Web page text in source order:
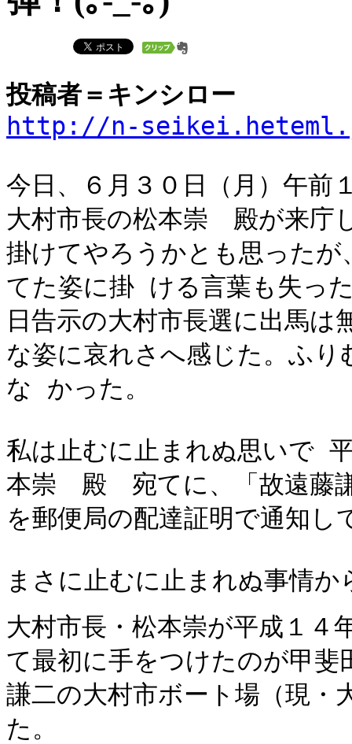
投稿者＝キンシロー
http://n-
今日、６月３０日（月）午前
大村市長の松本崇 殿が来庁
掛けてやろうかとも思ったが
てた姿に掛 ける言葉も失っ
日告示の大村市長選に出馬
な姿に哀れさへ感じた。ふ
な かった。
私は止むに止まれぬ思いで
本崇 殿 宛てに、「故遠藤
を郵便局の配達証明で通知し
まさに止むに止まれぬ事情か
大村市長・松本崇が平成１４
て最初に手をつけたのが甲斐
謙二の大村市ボート場（現・
た。